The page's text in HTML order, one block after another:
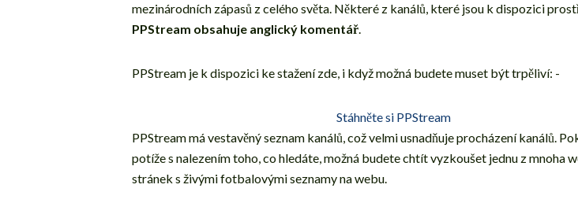
mezinárodních zápasů z celého světa. Některé z kanálů, které jsou k dispozici
PPStream obsahuje anglický komentář.
PPStream je k dispozici ke stažení zde, i když možná budete muset být trpěliví: -
Stáhněte si PPStream
PPStream má vestavěný seznam kanálů, což velmi usnadňuje procházení kanálů.
potíže s nalezením toho, co hledáte, možná budete chtít vyzkoušet jednu z mnoha
stránek s živými fotbalovými seznamy na webu.